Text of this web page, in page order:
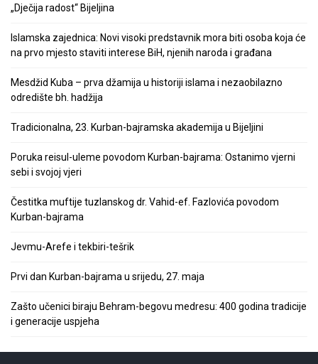
„Dječija radost“ Bijeljina
Islamska zajednica: Novi visoki predstavnik mora biti osoba koja će
na prvo mjesto staviti interese BiH, njenih naroda i građana
Mesdžid Kuba – prva džamija u historiji islama i nezaobilazno
odredište bh. hadžija
Tradicionalna, 23. Kurban-bajramska akademija u Bijeljini
Poruka reisul-uleme povodom Kurban-bajrama: Ostanimo vjerni
sebi i svojoj vjeri
Čestitka muftije tuzlanskog dr. Vahid-ef. Fazlovića povodom
Kurban-bajrama
Jevmu-Arefe i tekbiri-tešrik
Prvi dan Kurban-bajrama u srijedu, 27. maja
Zašto učenici biraju Behram-begovu medresu: 400 godina tradicije
i generacije uspjeha